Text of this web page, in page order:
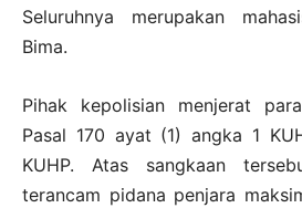
Seluruhnya merupakan
Bima.
Pihak kepolisian menjerat
Pasal 170 ayat (1) angka 1
KUHP. Atas sangkaan
terancam pidana penjara